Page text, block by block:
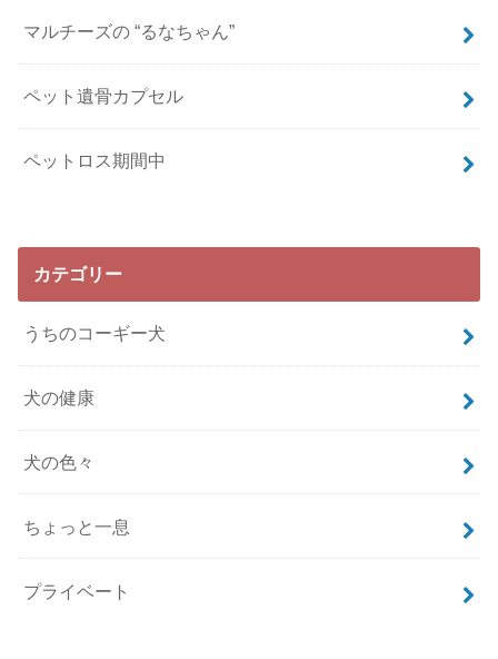
マルチーズの “るなちゃん”
ペット遺骨カプセル
ペットロス期間中
カテゴリー
うちのコーギー犬
犬の健康
犬の色々
ちょっと一息
プライベート